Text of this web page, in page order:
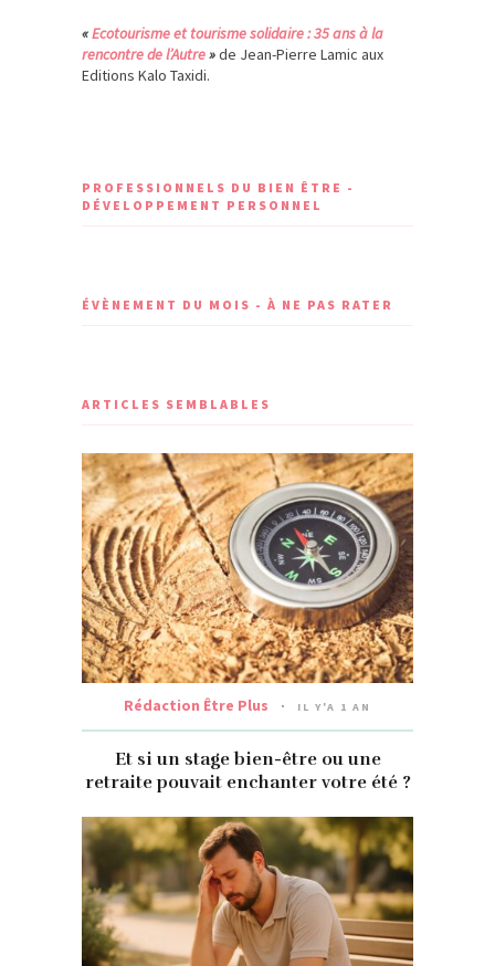
«Ecotourisme et tourisme solidaire : 35 ans à la
rencontre de l’Autre»de Jean-Pierre Lamic aux
Editions Kalo Taxidi.
PROFESSIONNELS DU BIEN ÊTRE -
DÉVELOPPEMENT PERSONNEL
ÉVÈNEMENT DU MOIS - À NE PAS RATER
ARTICLES SEMBLABLES
Rédaction Être Plus IL Y'A 1 AN
Et si un stage bien-être ou une
retraite pouvait enchanter votre été ?